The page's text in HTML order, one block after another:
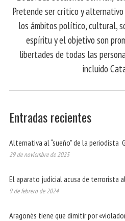
Pretende ser crítico y
los ámbitos político, cultural,
espíritu y el objetivo son
libertades de todas las
incluido
Entradas recientes
Alternativa al “sueño” de la periodista
29 de noviembre de 2025
El aparato judicial acusa de terrorista
9 de febrero de 2024
Aragonès tiene que dimitir por